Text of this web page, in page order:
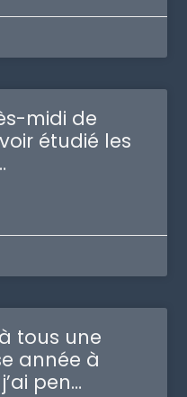
midi de
étudié les
tous une
année à
pen…